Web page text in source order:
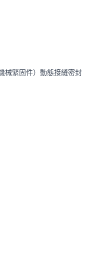
械緊固件）動態接縫密封